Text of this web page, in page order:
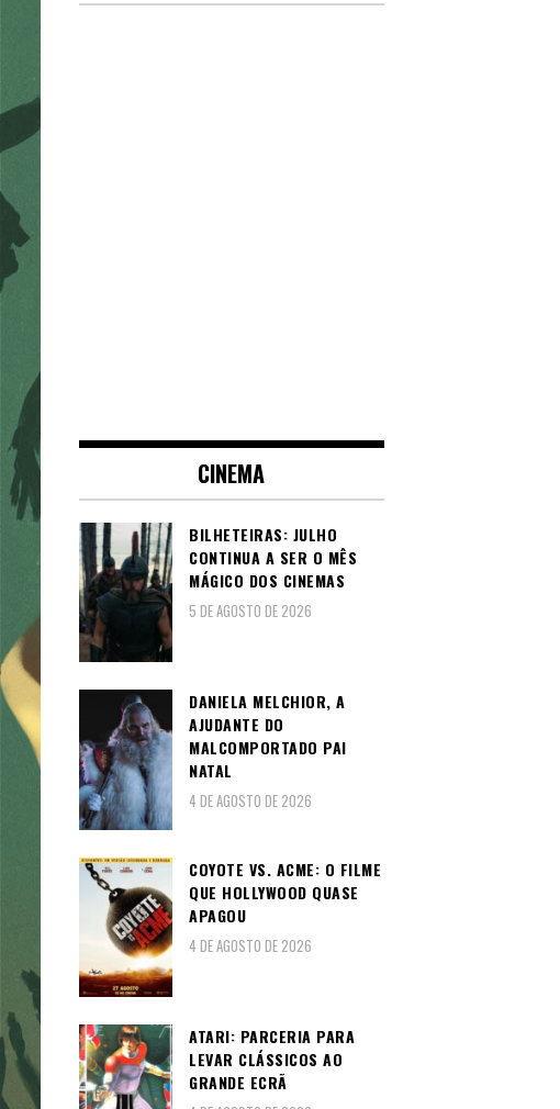
CINEMA
BILHETEIRAS: JULHO
CONTINUA A SER O MÊS
MÁGICO DOS CINEMAS
5 DE AGOSTO DE 2026
DANIELA MELCHIOR, A
AJUDANTE DO
MALCOMPORTADO PAI
NATAL
4 DE AGOSTO DE 2026
COYOTE VS. ACME: O FILME
QUE HOLLYWOOD QUASE
APAGOU
4 DE AGOSTO DE 2026
ATARI: PARCERIA PARA
LEVAR CLÁSSICOS AO
GRANDE ECRÃ